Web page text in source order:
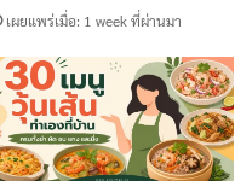
เพียงแต่เป็นเครื่องปรุง
ะท้อนถึงความใส่ใจใน
เผยแพร่เมื่อ: 1 week ที่ผ่านมา